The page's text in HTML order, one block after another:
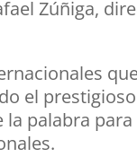
Zúñiga,
el
palabra